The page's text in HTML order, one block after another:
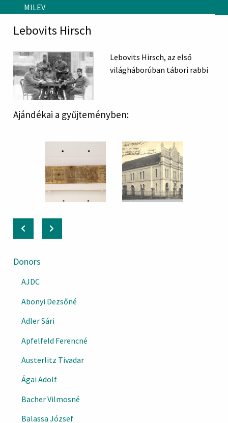
Skip to main content
MILEV
Donors
AJDC
Abonyi Dezsőné
Adler Sári
Apfelfeld Ferencné
Austerlitz Tivadar
Ágai Adolf
Bacher Vilmosné
Balassa József
Lebovits Hirsch
Lebovits Hirsch, az első
világháborúban tábori rabbi
Ajándékai a gyűjteményben: